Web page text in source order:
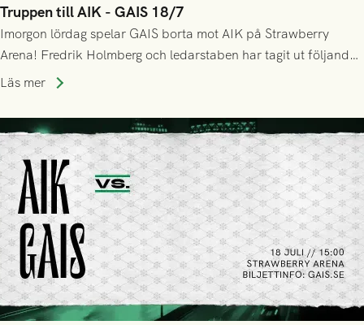
Truppen till AIK - GAIS 18/7
Imorgon lördag spelar GAIS borta mot AIK på Strawberry
Arena! Fredrik Holmberg och ledarstaben har tagit ut följande
trupp till matchen:
Läs mer